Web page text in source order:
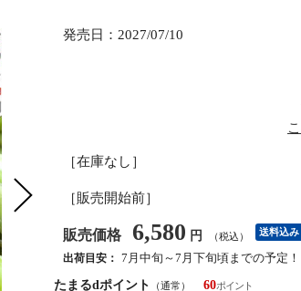
発売日： 2027/07/10
［在庫なし］
［販売開始前］
販売価格 6,580 円 （税込） 送料込み
出荷目安： 7月中旬～7月下旬頃までの予定！
たまるdポイント
（通常）
60